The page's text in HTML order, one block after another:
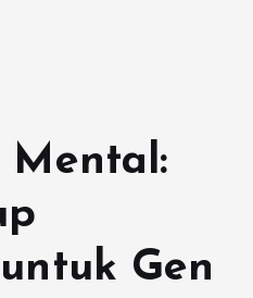
Mental:
Gen